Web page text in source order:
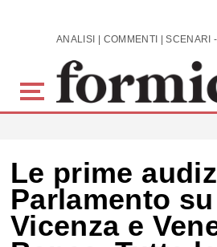
Skip to main content
Le prime
Parlamento
Vicenza e